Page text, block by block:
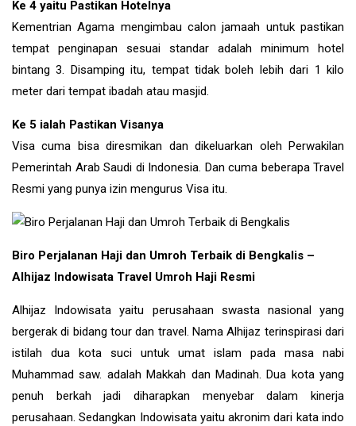
Ke 4 yaitu Pastikan Hotelnya
Kementrian Agama mengimbau calon jamaah untuk pastikan
tempat penginapan sesuai standar adalah minimum hotel
bintang 3. Disamping itu, tempat tidak boleh lebih dari 1 kilo
meter dari tempat ibadah atau masjid.
Ke 5 ialah Pastikan Visanya
Visa cuma bisa diresmikan dan dikeluarkan oleh Perwakilan
Pemerintah Arab Saudi di Indonesia. Dan cuma beberapa Travel
Resmi yang punya izin mengurus Visa itu.
Biro Perjalanan Haji dan Umroh Terbaik di Bengkalis –
Alhijaz Indowisata Travel Umroh Haji Resmi
Alhijaz Indowisata yaitu perusahaan swasta nasional yang
bergerak di bidang tour dan travel. Nama Alhijaz terinspirasi dari
istilah dua kota suci untuk umat islam pada masa nabi
Muhammad saw. adalah Makkah dan Madinah. Dua kota yang
penuh berkah jadi diharapkan menyebar dalam kinerja
perusahaan. Sedangkan Indowisata yaitu akronim dari kata indo